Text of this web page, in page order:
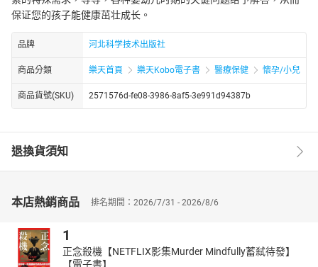
保证您的孩子能健康茁壮成长。
品牌 河北科学技术出版社
商品分類 樂天首頁 樂天Kobo電子書 醫療保健 懷孕/小兒
商品貨號(SKU) 2571576d-fe08-3986-8af5-3e991d94387b
退換貨須知
本店熱銷商品 排名期間：2026/7/31 - 2026/8/6
1
正念殺機【NETFLIX影集Murder Mindfully蓄弒待發】
【電子書】